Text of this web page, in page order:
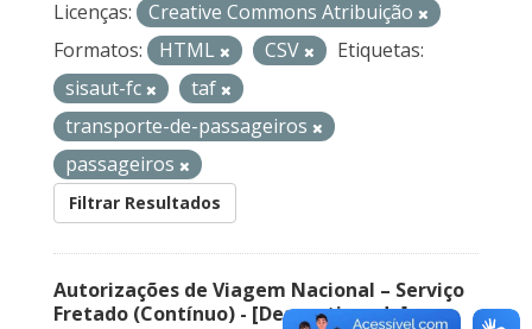
Licenças:
Creative Commons Atribuição
Formatos:
HTML CSV
Etiquetas:
sisaut-fc
taf
transporte-de-passageiros
passageiros
Filtrar Resultados
Autorizações de Viagem Nacional – Serviço
Fretado (Contínuo) - [Descontinuado]